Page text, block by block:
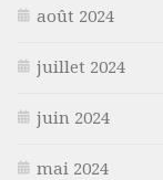
août 2024
juillet 2024
juin 2024
mai 2024